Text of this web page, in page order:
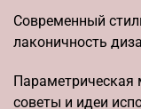
Современный
лаконичность
Параметрическая
советы и идеи